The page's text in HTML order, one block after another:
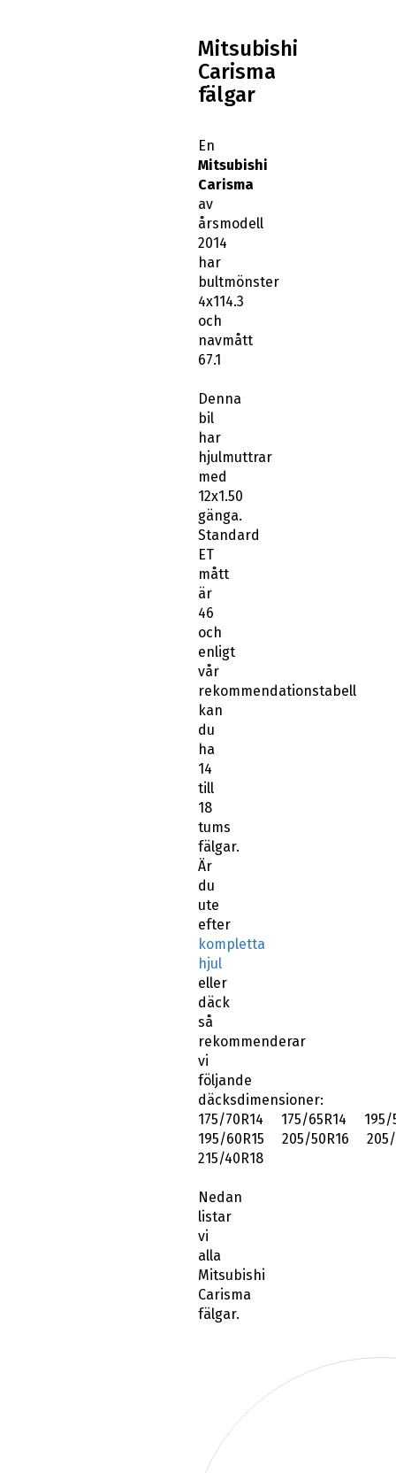
Mitsubishi
Carisma
fälgar
En
Mitsubishi
Carisma
av
årsmodell
2014
har
bultmönster
4x114.3
och
navmått
67.1
Denna
bil
har
hjulmuttrar
med
12x1.50
gänga.
Standard
ET
mått
är
46
och
enligt
vår
rekommendationstabell
kan
du
ha
14
till
18
tums
fälgar.
Är
du
ute
efter
kompletta
hjul
eller
däck
så
rekommenderar
vi
följande
däcksdimensioner:
175/70R14 175/65R14 195/
195/60R15 205/50R16 205/
215/40R18
Nedan
listar
vi
alla
Mitsubishi
Carisma
fälgar.